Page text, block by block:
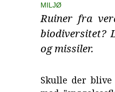
MILJØ
Ruiner fra
biodiversitet?
og missiler.
Skulle der